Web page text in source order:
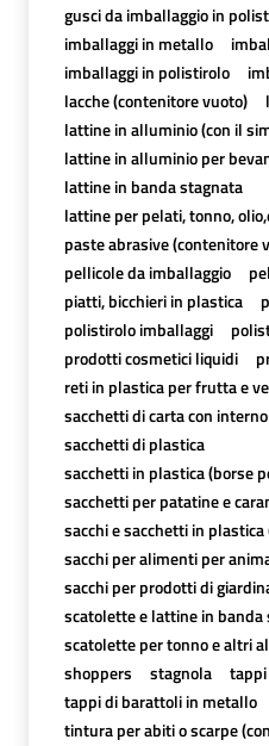
gusci da imballaggio in
imballaggi in metallo
imballaggi in polistirolo
lacche (contenitore vuoto)
lattine in alluminio (con il
lattine in alluminio per
lattine in banda stagnata
lattine per pelati, tonno,
paste abrasive (contenitore
pellicole da imballaggio
piatti, bicchieri in plastica
polistirolo imballaggi
prodotti cosmetici liquidi
reti in plastica per frutta e
sacchetti di carta con
sacchetti di plastica
sacchetti in plastica (borse
sacchetti per patatine e
sacchi e sacchetti in
sacchi per alimenti per
sacchi per prodotti di
scatolette e lattine in banda
scatolette per tonno e altri
shoppers
stagnola
tappi
tappi di barattoli in metallo
tintura per abiti o scarpe